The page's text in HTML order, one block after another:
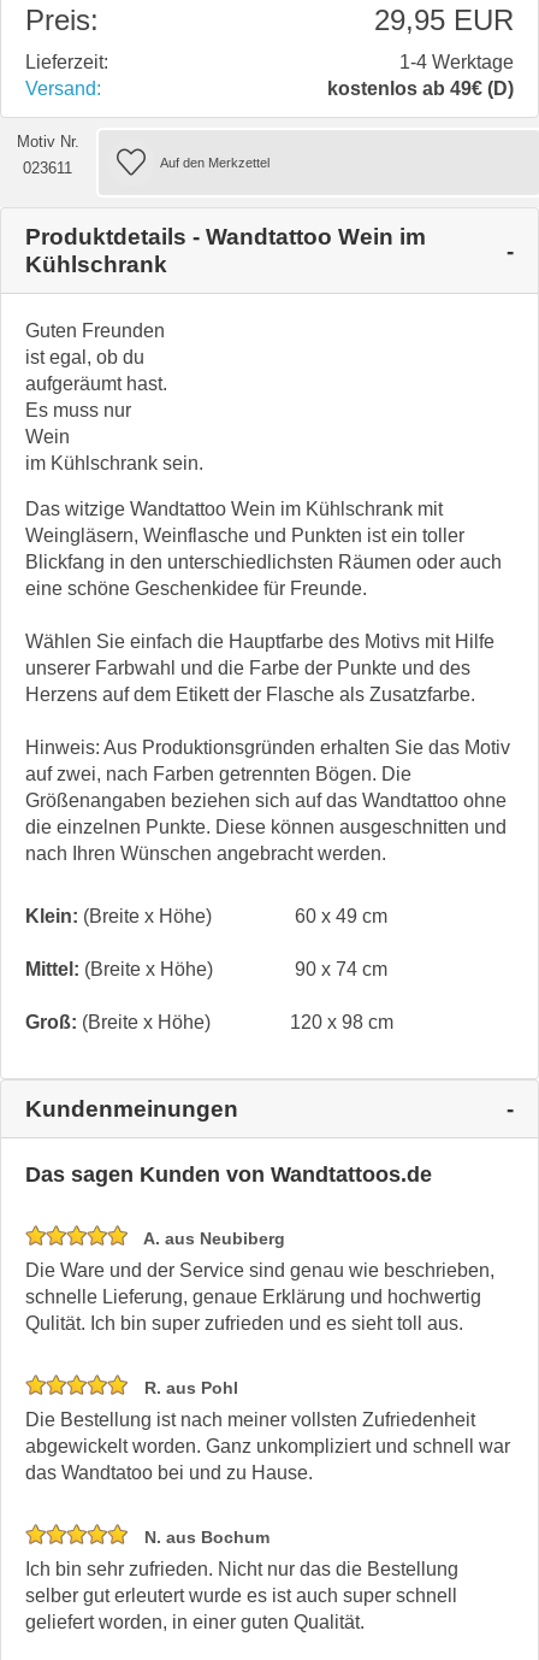
Preis: 29,95 EUR
Lieferzeit:
1-4 Werktage
Versand:
kostenlos ab 49€ (D)
Motiv Nr.
023611
Produktdetails - Wandtattoo Wein im
Kühlschrank
Guten Freunden
ist egal, ob du
aufgeräumt hast.
Es muss nur
Wein
im Kühlschrank sein.
Das witzige Wandtattoo Wein im Kühlschrank mit
Weingläsern, Weinflasche und Punkten ist ein toller
Blickfang in den unterschiedlichsten Räumen oder auch
eine schöne Geschenkidee für Freunde.
Wählen Sie einfach die Hauptfarbe des Motivs mit Hilfe
unserer Farbwahl und die Farbe der Punkte und des
Herzens auf dem Etikett der Flasche als Zusatzfarbe.
Hinweis: Aus Produktionsgründen erhalten Sie das Motiv
auf zwei, nach Farben getrennten Bögen. Die
Größenangaben beziehen sich auf das Wandtattoo ohne
die einzelnen Punkte. Diese können ausgeschnitten und
nach Ihren Wünschen angebracht werden.
Klein: (Breite x Höhe) 60 x 49 cm
Mittel: (Breite x Höhe) 90 x 74 cm
Groß: (Breite x Höhe) 120 x 98 cm
Kundenmeinungen
Das sagen Kunden von Wandtattoos.de
A. aus Neubiberg
Die Ware und der Service sind genau wie beschrieben,
schnelle Lieferung, genaue Erklärung und hochwertig
Qulität. Ich bin super zufrieden und es sieht toll aus.
R. aus Pohl
Die Bestellung ist nach meiner vollsten Zufriedenheit
abgewickelt worden. Ganz unkompliziert und schnell war
das Wandtatoo bei und zu Hause.
N. aus Bochum
Ich bin sehr zufrieden. Nicht nur das die Bestellung
selber gut erleutert wurde es ist auch super schnell
geliefert worden, in einer guten Qualität.